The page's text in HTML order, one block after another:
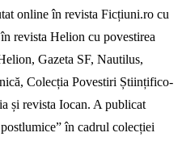
online în revista Ficțiuni.ro cu
revista Helion cu povestirea
Gazeta SF, Nautilus,
Colecția Povestiri Științifico-
și revista Iocan. A publicat
în cadrul colecției